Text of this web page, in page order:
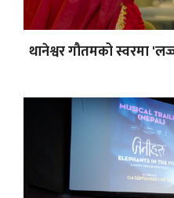
थानेश्वर गौतमको स्वरमा